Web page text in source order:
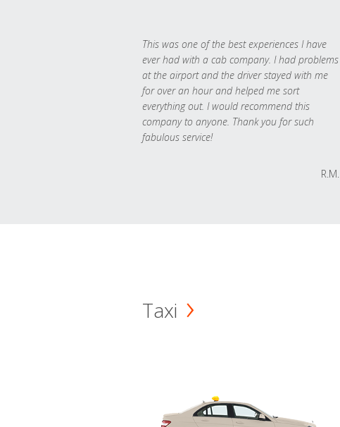
This was one of the best experiences I have
ever had with a cab company. I had problems
at the airport and the driver stayed with me
for over an hour and helped me sort
everything out. I would recommend this
company to anyone. Thank you for such
fabulous service!
R.M.
Taxi